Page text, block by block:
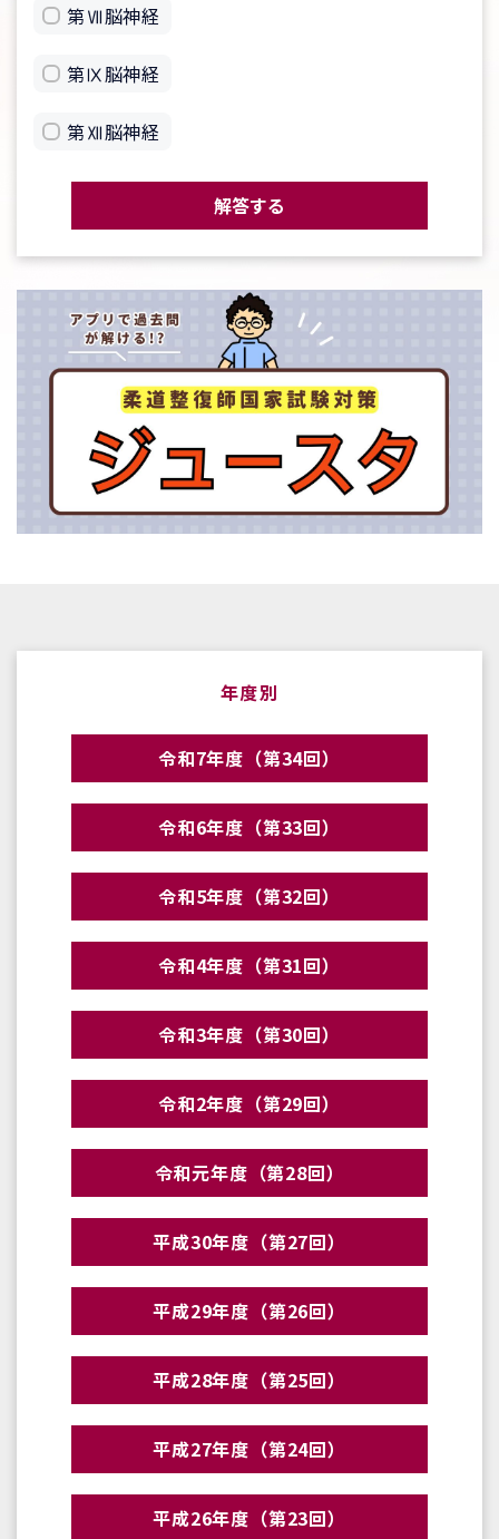
第Ⅶ脳神経
第Ⅸ脳神経
第Ⅻ脳神経
解答する
年度別
令和7年度（第34回）
令和6年度（第33回）
令和5年度（第32回）
令和4年度（第31回）
令和3年度（第30回）
令和2年度（第29回）
令和元年度（第28回）
平成30年度（第27回）
平成29年度（第26回）
平成28年度（第25回）
平成27年度（第24回）
平成26年度（第23回）